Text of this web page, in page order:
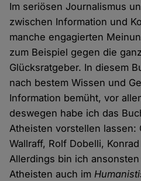
Im seriösen Journalismus
zwischen Information und
manche engagierten
zum Beispiel gegen die
Glücksratgeber. In diesem
nach bestem Wissen und
Information bemüht, vor
deswegen habe ich das
Atheisten vorstellen lassen:
Wallraff, Rolf Dobelli,
Allerdings bin ich
Atheisten auch im